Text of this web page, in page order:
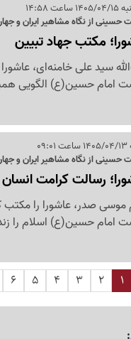
14:58
حسینی از نگاه مشاهیر ایران و
مکتب جهاد تبیین
سید علی خامنه‌ای،
امام حسین(ع) الگویی
حسینی از نگاه مشاهیر ایران و
رسالت کرامت انسان
موسی صدر، عاشورا را
امام حسین(ع) اسلام را
1
2
3
4
5
6